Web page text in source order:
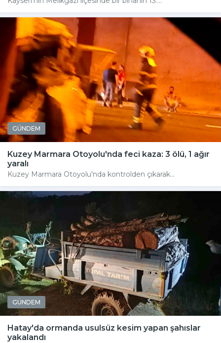
GÜNDEM
Kuzey Marmara Otoyolu'nda feci kaza: 3 ölü, 1 ağır
yaralı
Kuzey Marmara Otoyolu'nda kontrolden çıkarak...
GÜNDEM
Hatay'da ormanda usulsüz kesim yapan şahıslar
yakalandı